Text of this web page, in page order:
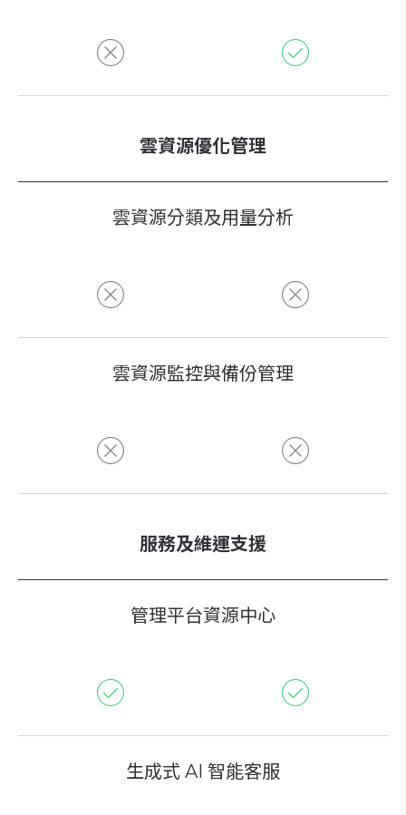
雲資源優化管理
雲資源分類及用量分析
雲資源監控與備份管理
服務及維運支援
管理平台資源中心
生成式 AI 智能客服